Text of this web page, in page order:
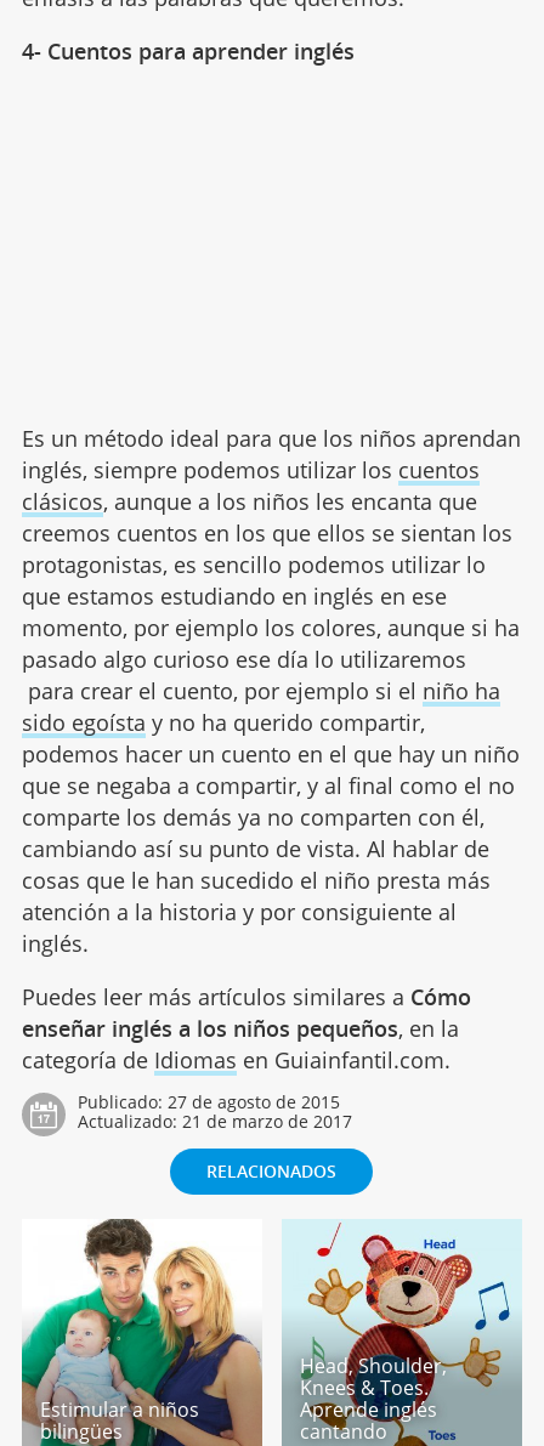
4- Cuentos para aprender inglés
Es un método ideal para que los niños aprendan
inglés, siempre podemos utilizar los cuentos
clásicos, aunque a los niños les encanta que
creemos cuentos en los que ellos se sientan los
protagonistas, es sencillo podemos utilizar lo
que estamos estudiando en inglés en ese
momento, por ejemplo los colores, aunque si ha
pasado algo curioso ese día lo utilizaremos
para crear el cuento, por ejemplo si el niño ha
sido egoísta y no ha querido compartir,
podemos hacer un cuento en el que hay un niño
que se negaba a compartir, y al final como el no
comparte los demás ya no comparten con él,
cambiando así su punto de vista. Al hablar de
cosas que le han sucedido el niño presta más
atención a la historia y por consiguiente al
inglés.
Puedes leer más artículos similares a Cómo
enseñar inglés a los niños pequeños, en la
categoría de Idiomas en Guiainfantil.com.
Publicado: 27 de agosto de 2015
Actualizado: 21 de marzo de 2017
RELACIONADOS
Estimular a niños
bilingües
Head, Shoulder,
Knees & Toes.
Aprende inglés
cantando